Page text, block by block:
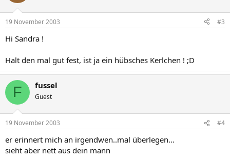
19 November 2003 #3
Hi Sandra !
Halt den mal gut fest, ist ja ein hübsches Kerlchen ! ;D
F fussel
Guest
19 November 2003 #4
er erinnert mich an irgendwen..mal überlegen...
sieht aber nett aus dein mann